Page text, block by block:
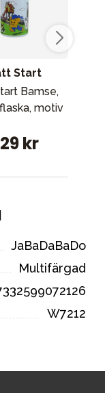
Start
Bamse,
motiv
kr
JaBaDaBaDo
Multifärgad
W7212